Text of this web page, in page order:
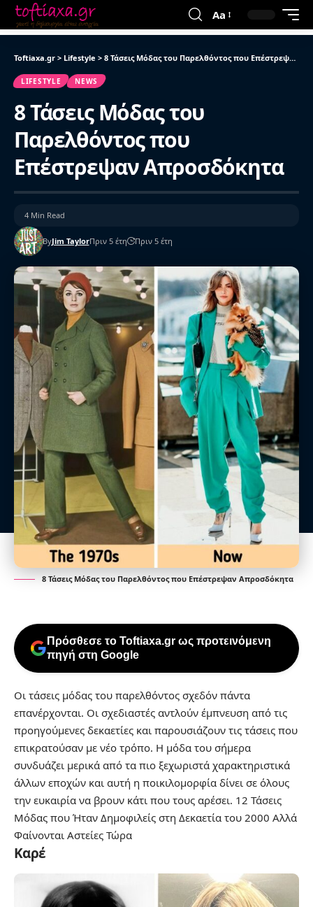
Aa
Toftiaxa.gr > Lifestyle > 8 Τάσεις Μόδας του Παρελθόντος που Επέστρεψαν Απροσδόκητα
LIFESTYLE NEWS
8 Τάσεις Μόδας του
Παρελθόντος που
Επέστρεψαν Απροσδόκητα
ByJim TaylorΠριν 5 έτη Πριν 5 έτη
4 Min Read
8 Τάσεις Μόδας του Παρελθόντος που Επέστρεψαν Απροσδόκητα
Πρόσθεσε το Toftiaxa.gr ως προτεινόμενη
πηγή στη Google
Οι τάσεις μόδας του παρελθόντος σχεδόν πάντα
επανέρχονται. Οι σχεδιαστές αντλούν έμπνευση από τις
προηγούμενες δεκαετίες και παρουσιάζουν τις τάσεις που
επικρατούσαν με νέο τρόπο. Η μόδα του σήμερα
συνδυάζει μερικά από τα πιο ξεχωριστά χαρακτηριστικά
άλλων εποχών και αυτή η ποικιλομορφία δίνει σε όλους
την ευκαιρία να βρουν κάτι που τους αρέσει. 12 Τάσεις
Μόδας που Ήταν Δημοφιλείς στη Δεκαετία του 2000 Αλλά
Φαίνονται Αστείες Τώρα
Καρέ